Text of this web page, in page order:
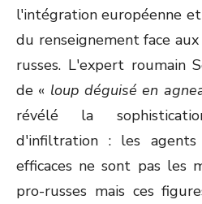
l'intégration européenne
du renseignement face
russes. L'expert roumain
de « loup déguisé en
révélé la
d'infiltration : les
efficaces ne sont pas les
pro-russes mais ces